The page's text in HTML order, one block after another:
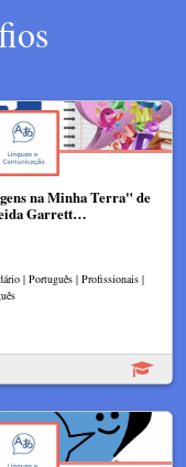
na Minha Terra" de
Garrett…
| Português | Profissionais |